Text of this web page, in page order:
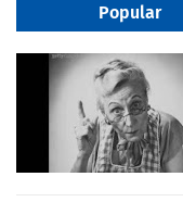
Popular